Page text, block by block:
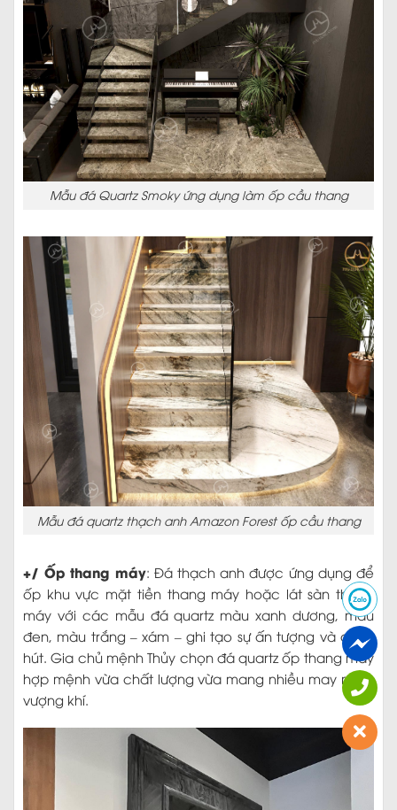
Mẫu đá Quartz Smoky ứng dụng làm ốp cầu thang
Mẫu đá quartz thạch anh Amazon Forest ốp cầu thang
+/ Ốp thang máy: Đá thạch anh được ứng dụng để
ốp khu vực mặt tiền thang máy hoặc lát sàn thang
máy với các mẫu đá quartz màu xanh dương, màu
đen, màu trắng – xám – ghi tạo sự ấn tượng và cuốn
hút. Gia chủ mệnh Thủy chọn đá quartz ốp thang máy
hợp mệnh vừa chất lượng vừa mang nhiều may mắn,
vượng khí.